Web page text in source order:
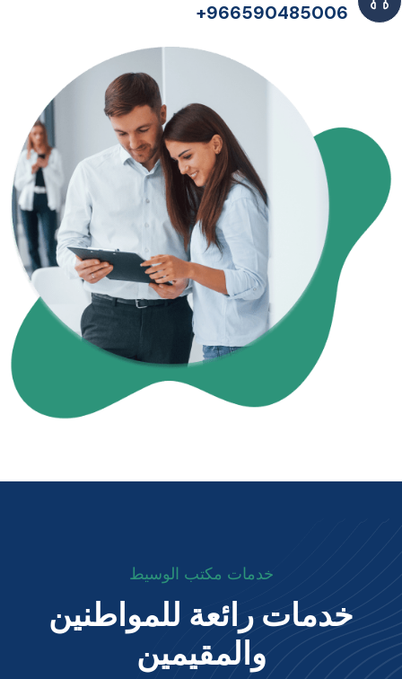
966590485006+
خدمات مكتب الوسيط
خدمات رائعة للمواطنين
والمقيمين